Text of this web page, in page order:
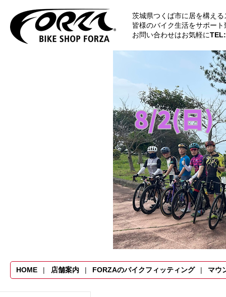
茨城県つくば市に居を構え
皆様のバイク生活をサポー
お問い合わせはお気軽に
HOME 店舗案内 FORZAのバイクフィッティング マウ